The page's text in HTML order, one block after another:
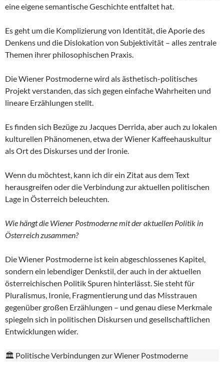
eine eigene semantische Geschichte entfaltet hat.
Es geht um die Komplizierung von Identität, die Aporie des
Denkens und die Dislokation von Subjektivität – alles zentrale
Themen ihrer philosophischen Praxis.
Die Wiener Postmoderne wird als ästhetisch-politisches
Projekt verstanden, das sich gegen einfache Wahrheiten und
lineare Erzählungen stellt.
Es finden sich Bezüge zu Jacques Derrida, aber auch zu lokalen
kulturellen Phänomenen, etwa der Wiener Kaffeehauskultur
als Ort des Diskurses und der Ironie.
Wenn du möchtest, kann ich dir ein Zitat aus dem Text
herausgreifen oder die Verbindung zur aktuellen politischen
Lage in Österreich beleuchten.
Wie hängt die Wiener Postmoderne mit der aktuellen Politik in
Österreich zusammen?
Die Wiener Postmoderne ist kein abgeschlossenes Kapitel,
sondern ein lebendiger Denkstil, der auch in der aktuellen
österreichischen Politik Spuren hinterlässt. Sie steht für
Pluralismus, Ironie, Fragmentierung und das Misstrauen
gegenüber großen Erzählungen – und genau diese Merkmale
spiegeln sich in politischen Diskursen und gesellschaftlichen
Entwicklungen wider.
🏛️ Politische Verbindungen zur Wiener Postmoderne